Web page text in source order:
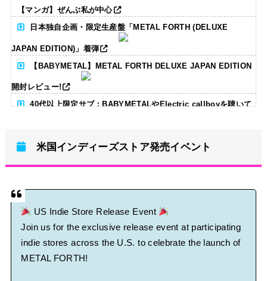
【マンガ】ぜんぶ私が中心
日本独自企画・限定生産盤「METAL FORTH (DELUXE
JAPAN EDITION)」着弾
【BABYMETAL】METAL FORTH DELUXE JAPAN EDITION
開封レビュー!
40代以上限定サブ：BABYMETALやElectric callboyを聴いて
BABYMETAL「CANNONBALL外伝」グッズ販売決定
Powered by livedoor 相互RSS
米国インディーズストア発売イベント
US Indie Store Release Event
Join us for the exclusive release event at participating
indie stores across the U.S. to celebrate the launch of
METAL FORTH!